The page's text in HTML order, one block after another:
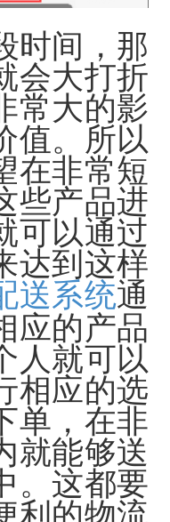
时间，那
会大打折
常大的影
值。所以
在非常短
些产品进
可以通过
达到这样
送系统通
应的产品
人就可以
相应的选
单，在非
就能够送
。这都要